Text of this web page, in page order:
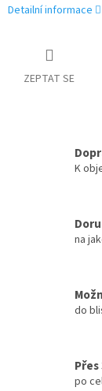
Detailní informace
ZEPTAT SE
K
na
do
po